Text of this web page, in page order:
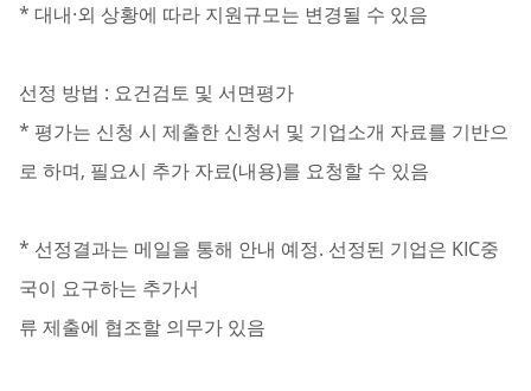
* 대내·외 상황에 따라 지원규모는 변경될 수 있음
선정 방법 : 요건검토 및 서면평가
* 평가는 신청 시 제출한 신청서 및 기업소개 자료를 기반으
로 하며, 필요시 추가 자료(내용)를 요청할 수 있음
* 선정결과는 메일을 통해 안내 예정. 선정된 기업은 KIC중
국이 요구하는 추가서
류 제출에 협조할 의무가 있음